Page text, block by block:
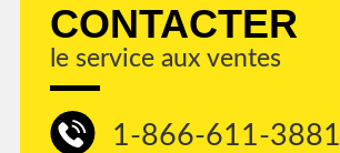
CONTACTER
le service aux ventes
1-866-611-3881